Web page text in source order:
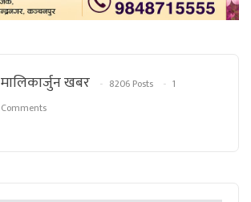
मालिकार्जुन खबर 8206 Posts
1
Comments